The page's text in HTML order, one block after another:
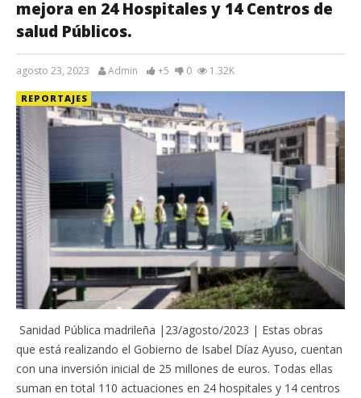
mejora en 24 Hospitales y 14 Centros de
salud Públicos.
agosto 23, 2023 Admin +5 0 1.32K
REPORTAJES
Sanidad Pública madrileña |23/agosto/2023 | Estas obras
que está realizando el Gobierno de Isabel Díaz Ayuso, cuentan
con una inversión inicial de 25 millones de euros. Todas ellas
suman en total 110 actuaciones en 24 hospitales y 14 centros